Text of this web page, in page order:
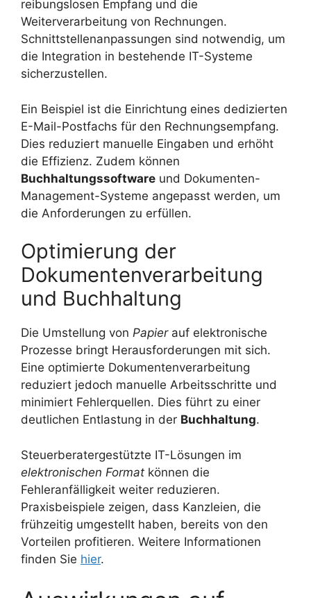
reibungslosen Empfang und die
Weiterverarbeitung von Rechnungen.
Schnittstellenanpassungen sind notwendig, um
die Integration in bestehende IT-Systeme
sicherzustellen.
Ein Beispiel ist die Einrichtung eines dedizierten
E-Mail-Postfachs für den Rechnungsempfang.
Dies reduziert manuelle Eingaben und erhöht
die Effizienz. Zudem können
Buchhaltungssoftware und Dokumenten-
Management-Systeme angepasst werden, um
die Anforderungen zu erfüllen.
Optimierung der
Dokumentenverarbeitung
und Buchhaltung
Die Umstellung von Papierauf elektronische
Prozesse bringt Herausforderungen mit sich.
Eine optimierte Dokumentenverarbeitung
reduziert jedoch manuelle Arbeitsschritte und
minimiert Fehlerquellen. Dies führt zu einer
deutlichen Entlastung in der Buchhaltung.
Steuerberatergestützte IT-Lösungen im
elektronischen Format können die
Fehleranfälligkeit weiter reduzieren.
Praxisbeispiele zeigen, dass Kanzleien, die
frühzeitig umgestellt haben, bereits von den
Vorteilen profitieren. Weitere Informationen
finden Sie hier.